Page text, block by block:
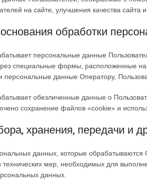
на сайте, улучшения качества сайта
обработки
персональные данные
специальные формы, расположенные на
персональные данные Оператору,
обезличенные данные о
сохранение файлов «cookie» и
хранения, передачи и
данных, которые
технических мер, необходимых для
данных.